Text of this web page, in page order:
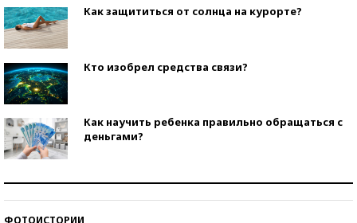
Как защититься от солнца на курорте?
Кто изобрел средства связи?
Как научить ребенка правильно обращаться с
деньгами?
ФОТОИСТОРИИ